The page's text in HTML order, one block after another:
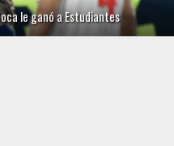
le ganó a Estudiantes